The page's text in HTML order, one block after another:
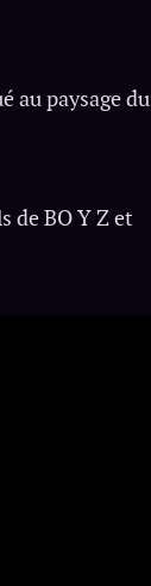
au paysage du
de BO Y Z et